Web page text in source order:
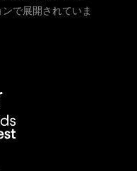
で展開されていま